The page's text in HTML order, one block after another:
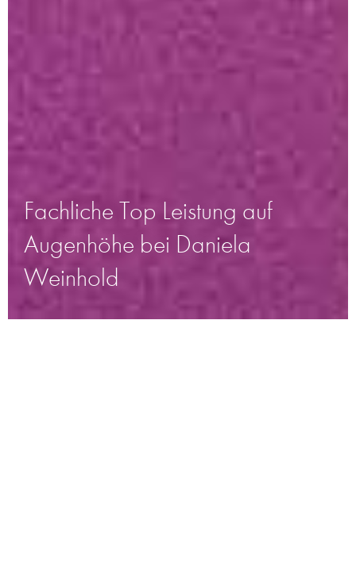
Fachliche Top Leistung auf
Augenhöhe bei Daniela
Weinhold